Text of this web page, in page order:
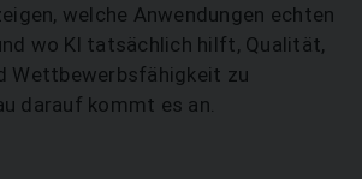
welche Anwendungen echten
wo KI tatsächlich hilft, Qualität,
Wettbewerbsfähigkeit zu
darauf kommt es an.